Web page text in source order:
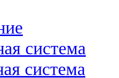
система
система